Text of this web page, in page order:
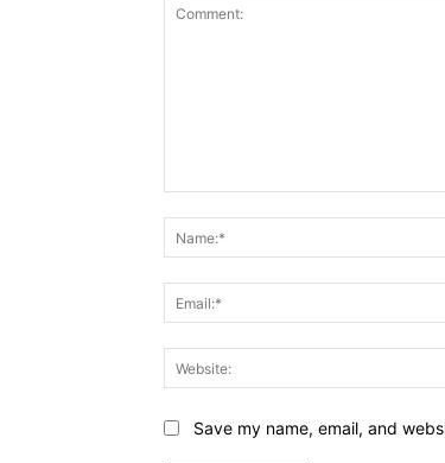
Save my name, email, and